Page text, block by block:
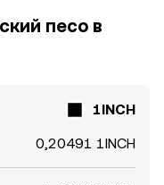
песо в
1INCH
0,20491 1INCH